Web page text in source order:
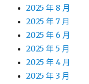
2025 年 8 月
2025 年 7 月
2025 年 6 月
2025 年 5 月
2025 年 4 月
2025 年 3 月